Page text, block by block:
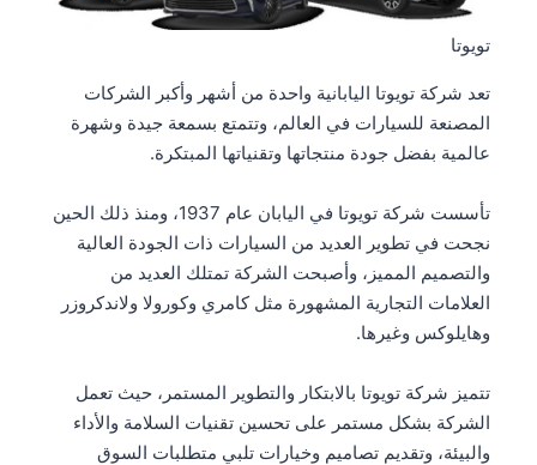
تويوتا
تعد شركة تويوتا اليابانية واحدة من أشهر وأكبر الشركات
المصنعة للسيارات في العالم، وتتمتع بسمعة جيدة وشهرة
عالمية بفضل جودة منتجاتها وتقنياتها المبتكرة.
تأسست شركة تويوتا في اليابان عام 1937، ومنذ ذلك الحين
نجحت في تطوير العديد من السيارات ذات الجودة العالية
والتصميم المميز، وأصبحت الشركة تمتلك العديد من
العلامات التجارية المشهورة مثل كامري وكورولا ولاندكروزر
وهايلوكس وغيرها.
تتميز شركة تويوتا بالابتكار والتطوير المستمر، حيث تعمل
الشركة بشكل مستمر على تحسين تقنيات السلامة والأداء
والبيئة، وتقديم تصاميم وخيارات تلبي متطلبات السوق